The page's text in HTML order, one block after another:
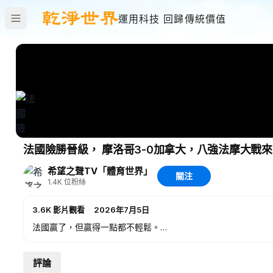
運用科技 回歸傳統價值
希望之聲TV「體育世界」
1.4K 位粉絲
關注
3.6K影片觀看 · 2026年7月5日
法國贏了，但贏得一點都不輕鬆。
埃。第66分鐘，杜埃禁區突破製造點球，姆巴佩主罰命中，法國
評論